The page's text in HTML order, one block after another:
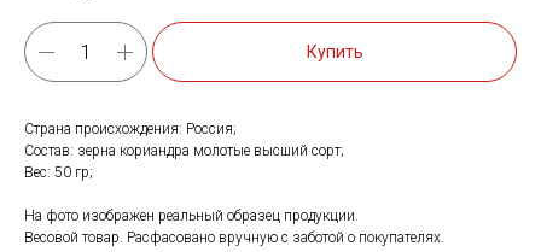
Купить
Страна происхождения: Россия;
Состав: зерна кориандра молотые высший сорт;
Вес: 50 гр;
На фото изображен реальный образец продукции.
Весовой товар. Расфасовано вручную с заботой о покупателях.